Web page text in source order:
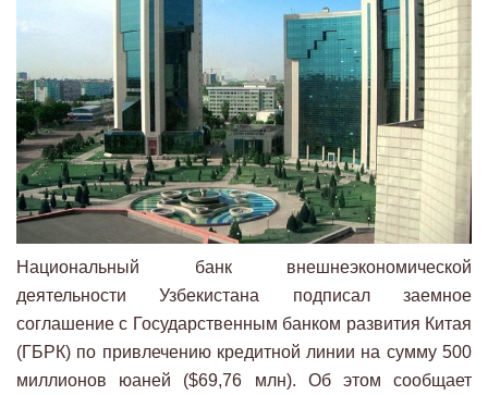
Национальный банк внешнеэкономической
деятельности Узбекистана подписал заемное
соглашение с Государственным банком развития Китая
(ГБРК) по привлечению кредитной линии на сумму 500
миллионов юаней ($69,76 млн). Об этом сообщает